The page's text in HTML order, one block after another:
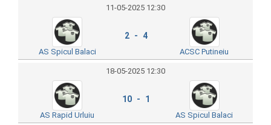
11-05-2025 12:30
AS Spicul Balaci
2 - 4
ACSC Putineiu
18-05-2025 12:30
AS Rapid Urluiu
10 - 1
AS Spicul Balaci